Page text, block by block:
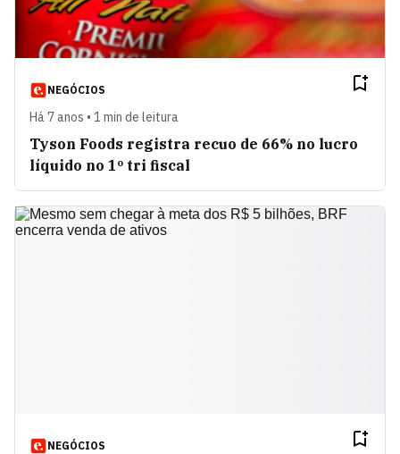
NEGÓCIOS
Há 7 anos • 1 min de leitura
Tyson Foods registra recuo de 66% no lucro
líquido no 1º tri fiscal
NEGÓCIOS